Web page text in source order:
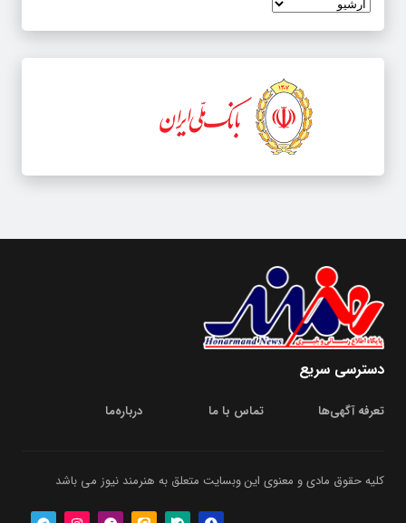
دسترسی سریع
تعرفه آگهی‌ها تماس با ما درباره‌‌ما
کلیه حقوق مادی و معنوی این وبسایت متعلق به هنرمند نیوز می باشد